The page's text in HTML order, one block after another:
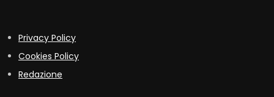
Privacy Policy
Cookies Policy
Redazione